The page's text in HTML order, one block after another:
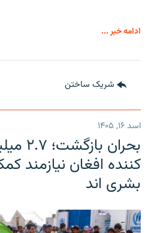
ادامه خبر ...
شریک ساختن
اسد ۱۶, ۱۴۰۵
بحران
کننده افغان نیازمند
بشری اند